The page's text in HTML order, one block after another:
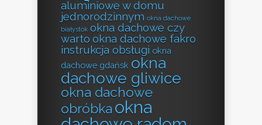
aluminiowe w domu
jednorodzinnym okna dachowe
białystok okna dachowe czy
warto okna dachowe fakro
instrukcja obsługi okna
dachowe gdańsk okna
dachowe gliwice
okna dachowe
obróbka okna